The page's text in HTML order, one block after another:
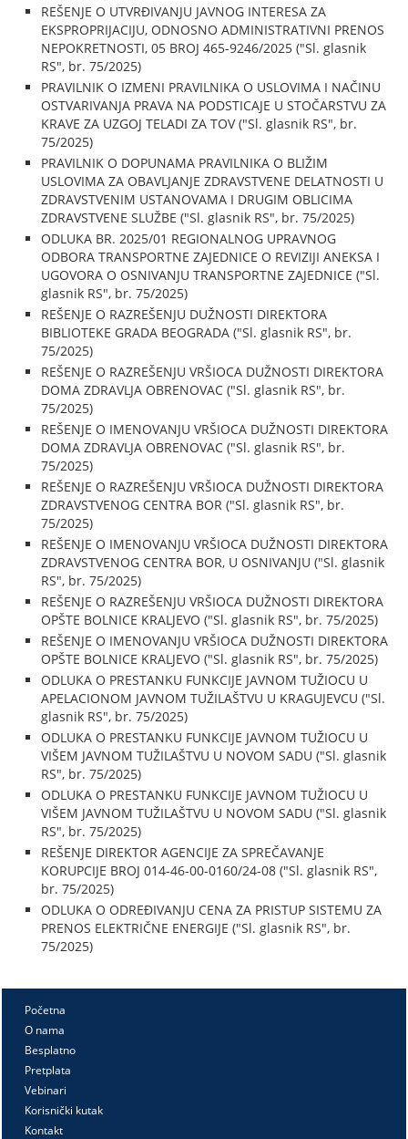
REŠENJE O UTVRĐIVANJU JAVNOG INTERESA ZA
EKSPROPRIJACIJU, ODNOSNO ADMINISTRATIVNI PRENOS
NEPOKRETNOSTI, 05 BROJ 465-9246/2025 ("Sl. glasnik
RS", br. 75/2025)
PRAVILNIK O IZMENI PRAVILNIKA O USLOVIMA I NAČINU
OSTVARIVANJA PRAVA NA PODSTICAJE U STOČARSTVU ZA
KRAVE ZA UZGOJ TELADI ZA TOV ("Sl. glasnik RS", br.
75/2025)
PRAVILNIK O DOPUNAMA PRAVILNIKA O BLIŽIM
USLOVIMA ZA OBAVLJANJE ZDRAVSTVENE DELATNOSTI U
ZDRAVSTVENIM USTANOVAMA I DRUGIM OBLICIMA
ZDRAVSTVENE SLUŽBE ("Sl. glasnik RS", br. 75/2025)
ODLUKA BR. 2025/01 REGIONALNOG UPRAVNOG
ODBORA TRANSPORTNE ZAJEDNICE O REVIZIJI ANEKSA I
UGOVORA O OSNIVANJU TRANSPORTNE ZAJEDNICE ("Sl.
glasnik RS", br. 75/2025)
REŠENJE O RAZREŠENJU DUŽNOSTI DIREKTORA
BIBLIOTEKE GRADA BEOGRADA ("Sl. glasnik RS", br.
75/2025)
REŠENJE O RAZREŠENJU VRŠIOCA DUŽNOSTI DIREKTORA
DOMA ZDRAVLJA OBRENOVAC ("Sl. glasnik RS", br.
75/2025)
REŠENJE O IMENOVANJU VRŠIOCA DUŽNOSTI DIREKTORA
DOMA ZDRAVLJA OBRENOVAC ("Sl. glasnik RS", br.
75/2025)
REŠENJE O RAZREŠENJU VRŠIOCA DUŽNOSTI DIREKTORA
ZDRAVSTVENOG CENTRA BOR ("Sl. glasnik RS", br.
75/2025)
REŠENJE O IMENOVANJU VRŠIOCA DUŽNOSTI DIREKTORA
ZDRAVSTVENOG CENTRA BOR, U OSNIVANJU ("Sl. glasnik
RS", br. 75/2025)
REŠENJE O RAZREŠENJU VRŠIOCA DUŽNOSTI DIREKTORA
OPŠTE BOLNICE KRALJEVO ("Sl. glasnik RS", br. 75/2025)
REŠENJE O IMENOVANJU VRŠIOCA DUŽNOSTI DIREKTORA
OPŠTE BOLNICE KRALJEVO ("Sl. glasnik RS", br. 75/2025)
ODLUKA O PRESTANKU FUNKCIJE JAVNOM TUŽIOCU U
APELACIONOM JAVNOM TUŽILAŠTVU U KRAGUJEVCU ("Sl.
glasnik RS", br. 75/2025)
ODLUKA O PRESTANKU FUNKCIJE JAVNOM TUŽIOCU U
VIŠEM JAVNOM TUŽILAŠTVU U NOVOM SADU ("Sl. glasnik
RS", br. 75/2025)
ODLUKA O PRESTANKU FUNKCIJE JAVNOM TUŽIOCU U
VIŠEM JAVNOM TUŽILAŠTVU U NOVOM SADU ("Sl. glasnik
RS", br. 75/2025)
REŠENJE DIREKTOR AGENCIJE ZA SPREČAVANJE
KORUPCIJE BROJ 014-46-00-0160/24-08 ("Sl. glasnik RS",
br. 75/2025)
ODLUKA O ODREĐIVANJU CENA ZA PRISTUP SISTEMU ZA
PRENOS ELEKTRIČNE ENERGIJE ("Sl. glasnik RS", br.
75/2025)
Početna
O nama
Besplatno
Pretplata
Vebinari
Korisnički kutak
Kontakt